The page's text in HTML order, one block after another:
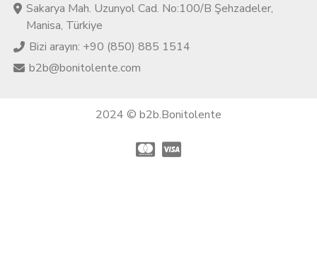
Sakarya Mah. Uzunyol Cad. No:100/B Şehzadeler,
Manisa, Türkiye
Bizi arayın: +90 (850) 885 1514
b2b@bonitolente.com
2024 © b2b.Bonitolente